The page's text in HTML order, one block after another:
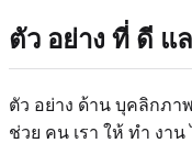
ตัว อย่าง ที่ ดี แ
ตัว อย่าง ด้าน บุคลิกภา
ช่วย คน เรา ให้ ทํา งาน